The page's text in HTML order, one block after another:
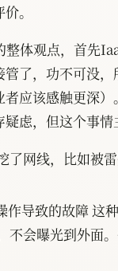
。
体观点，首先
了，功不可没
应该感触更深
虑，但这个事情
网线，比如被
导致的故障 这
不会曝光到外面